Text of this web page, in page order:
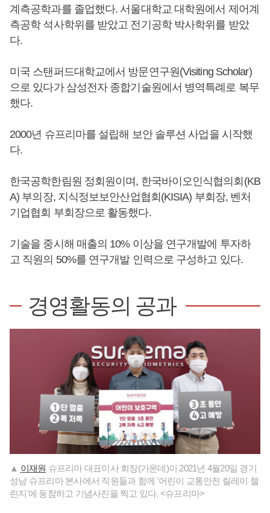
계측공학과를 졸업했다. 서울대학교 대학원에서 제어계
측공학 석사학위를 받았고 전기공학 박사학위를 받았
다.
미국 스탠퍼드대학교에서 방문연구원(Visiting Scholar)
으로 있다가 삼성전자 종합기술원에서 병역특례로 복무
했다.
2000년 슈프리마를 설립해 보안 솔루션 사업을 시작했
다.
한국공학한림원 정회원이며, 한국바이오인식협의회(KB
A) 부의장, 지식정보보안산업협회(KISIA) 부회장, 벤처
기업협회 부회장으로 활동했다.
기술을 중시해 매출의 10% 이상을 연구개발에 투자하
고 직원의 50%를 연구개발 인력으로 구성하고 있다.
경영활동의 공과
▲ 이재원 슈프리마 대표이사 회장(가운데)이 2021년 4월20일 경기
성남 슈프리마 본사에서 직원들과 함께 '어린이 교통안전 릴레이 챌
린지'에 동참하고 기념사진을 찍고 있다. <슈프리마>